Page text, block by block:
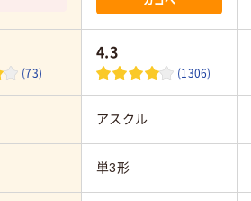
(73)
4.3
(1306)
アスクル
単3形